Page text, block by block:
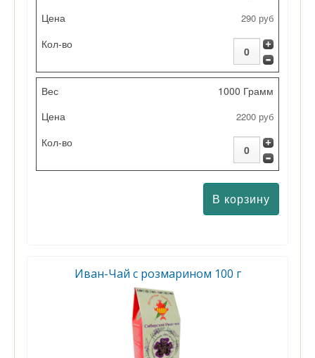
290 руб
1000 Грамм
2200 руб
Иван-Чай с розмарином 100 г